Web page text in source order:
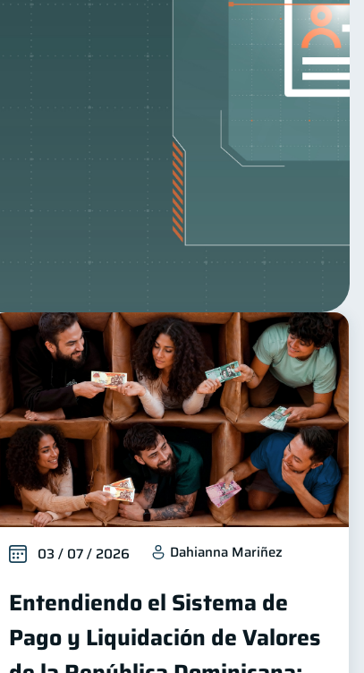
03 / 07 / 2026 Dahianna Mariñez
Entendiendo el Sistema de
Pago y Liquidación de Valores